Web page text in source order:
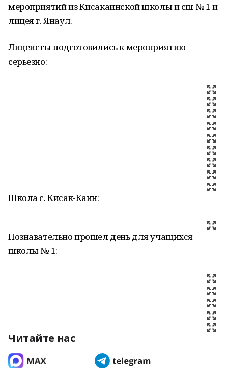
мероприятий из Кисакаинской школы и сш № 1 и
лицея г. Янаул.
Лицеисты подготовились к мероприятию
серьезно:
Школа с. Кисак-Каин:
Познавательно прошел день для учащихся
школы № 1:
Читайте нас